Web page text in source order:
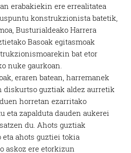
erabakiekin ere errealitatea
konstrukzionista batetik,
Busturialdeako Harrera
Basoak egitasmoak
bat etor
nuke gaurkoan.
eraren batean, harremanek
diskurtso guztiak aldez aurretik
horretan ezarritako
eta zapalduta dauden aukerei
du. Ahots guztiak
ahots guztiei tokia
askoz ere etorkizun